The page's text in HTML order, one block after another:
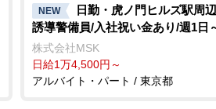
NEW
日勤・虎ノ門ヒルズ駅周
誘導警備員/入社祝い金あり/週1日
株式会社MSK
日給1万4,500円～
アルバイト・パート / 東京都